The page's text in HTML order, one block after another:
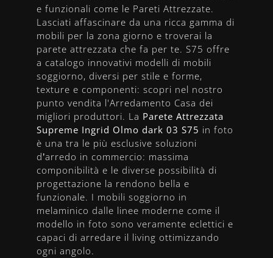
e funzionali come le Pareti Attrezzate.
Lasciati affascinare da una ricca gamma di
mobili per la zona giorno e troverai la
parete attrezzata che fa per te. S75 offre
a catalogo innovativi modelli di mobili
soggiorno, diversi per stile e forme,
texture e componenti: scopri nel nostro
punto vendita l'Arredamento Casa dei
migliori produttori. La Parete Attrezzata
Supreme Ingrid Olmo dark 03 S75 in foto
è una tra le più esclusive soluzioni
d’arredo in commercio: massima
componibilità e le diverse possibilità di
progettazione la rendono bella e
funzionale. I mobili soggiorno in
melaminico dalle linee moderne come il
modello in foto sono veramente eclettici e
capaci di arredare il living ottimizzando
ogni angolo.